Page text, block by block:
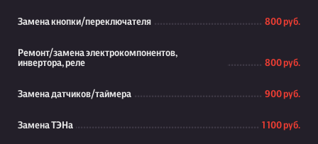
Замена кнопки/переключателя 800 руб.
Ремонт/замена электрокомпонентов,
инвертора, реле
800 руб.
Замена датчиков/таймера 900 руб.
Замена ТЭНа 1 100 руб.